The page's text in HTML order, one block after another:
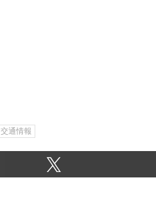
交通情報